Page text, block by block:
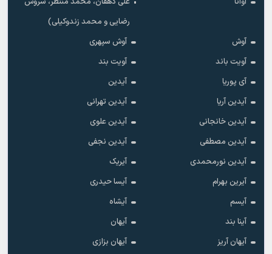
رضایی و محمد زندوکیلی)
آوش
آوش سپهری
آویت باند
آویت بند
آی پوریا
آیدین
آیدین آریا
آیدین تهرانی
آیدین خانجانی
آیدین علوی
آیدین مصطفی
آیدین نجفی
آیدین نورمحمدی
آیریک
آیرین بهرام
آیسا حیدری
آیسم
آیشاه
آینا بند
آیهان
آیهان آریز
آیهان بزازی